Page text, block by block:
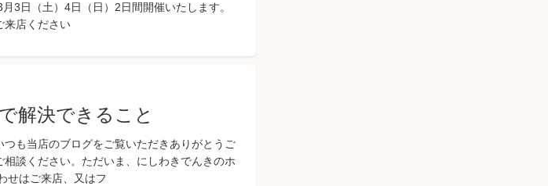
3日（土）4日（日）2日間開催いたします。
来店ください
解決できること
も当店のブログをご覧いただきありがとうご
談ください。ただいま、にしわきでんきのホ
せはご来店、又はフ